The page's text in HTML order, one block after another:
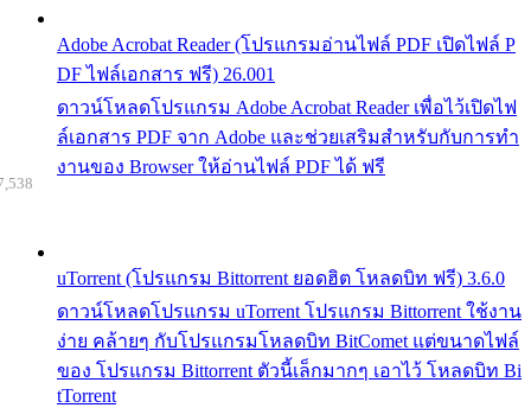
Adobe Acrobat Reader (โปรแกรมอ่านไฟล์ PDF เปิดไฟล์ P
DF ไฟล์เอกสาร ฟรี) 26.001
ดาวน์โหลดโปรแกรม Adobe Acrobat Reader เพื่อไว้เปิดไฟ
ล์เอกสาร PDF จาก Adobe และช่วยเสริมสำหรับกับการทำ
งานของ Browser ให้อ่านไฟล์ PDF ได้ ฟรี
uTorrent (โปรแกรม Bittorrent ยอดฮิต โหลดบิท ฟรี) 3.6.0
ดาวน์โหลดโปรแกรม uTorrent โปรแกรม Bittorrent ใช้งาน
ง่าย คล้ายๆ กับโปรแกรมโหลดบิท BitComet แต่ขนาดไฟล์
ของ โปรแกรม Bittorrent ตัวนี้เล็กมากๆ เอาไว้ โหลดบิท Bi
tTorrent